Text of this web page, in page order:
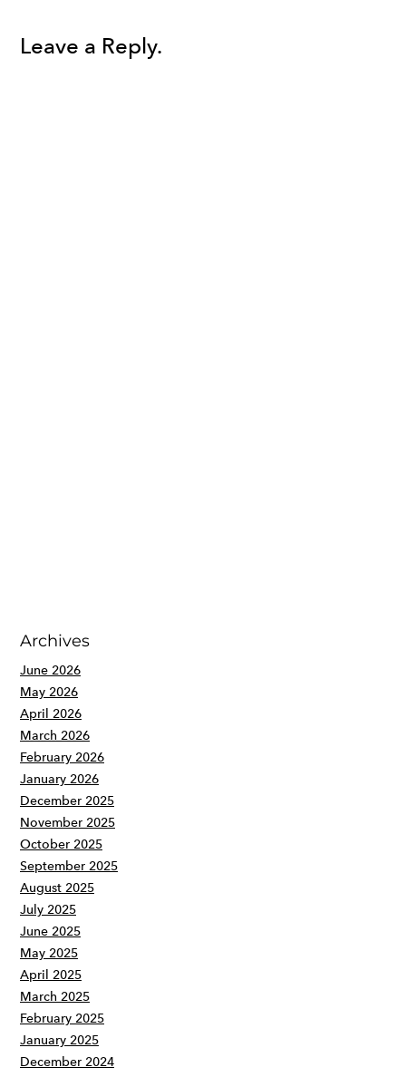
Leave a Reply.
Archives
June 2026
May 2026
April 2026
March 2026
February 2026
January 2026
December 2025
November 2025
October 2025
September 2025
August 2025
July 2025
June 2025
May 2025
April 2025
March 2025
February 2025
January 2025
December 2024